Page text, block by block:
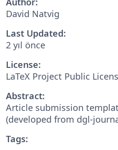
David Natvig
Last Updated:
2 yıl önce
License:
LaTeX Project Public
Abstract:
Article submission
(developed from dgl-
Tags: